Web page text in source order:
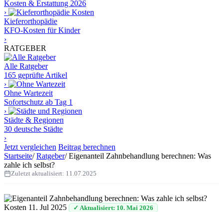
Kosten & Erstattung 2026
›
Kieferorthopädie
KFO-Kosten für Kinder
›
RATGEBER
Alle Ratgeber
165 geprüfte Artikel
›
Ohne Wartezeit
Sofortschutz ab Tag 1
›
Städte & Regionen
30 deutsche Städte
›
Jetzt vergleichen Beitrag berechnen
Startseite/ Ratgeber/ Eigenanteil Zahnbehandlung berechnen: Was
zahle ich selbst?
Zuletzt aktualisiert: 11.07.2025
Kosten 11. Jul 2025 ✓ Aktualisiert: 10. Mai 2026